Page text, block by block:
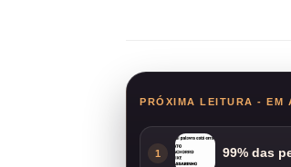
PRÓXIMA LEITURA - EM
1 99% das